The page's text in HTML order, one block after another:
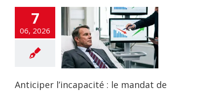
7
06, 2026
l’incapacité :
de
future au
et
flashinfos
Anticiper l’incapacité : le mandat de